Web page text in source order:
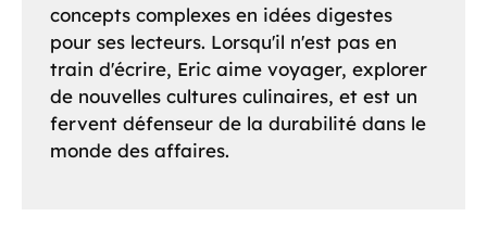
concepts complexes en idées digestes
pour ses lecteurs. Lorsqu'il n'est pas en
train d'écrire, Eric aime voyager, explorer
de nouvelles cultures culinaires, et est un
fervent défenseur de la durabilité dans le
monde des affaires.